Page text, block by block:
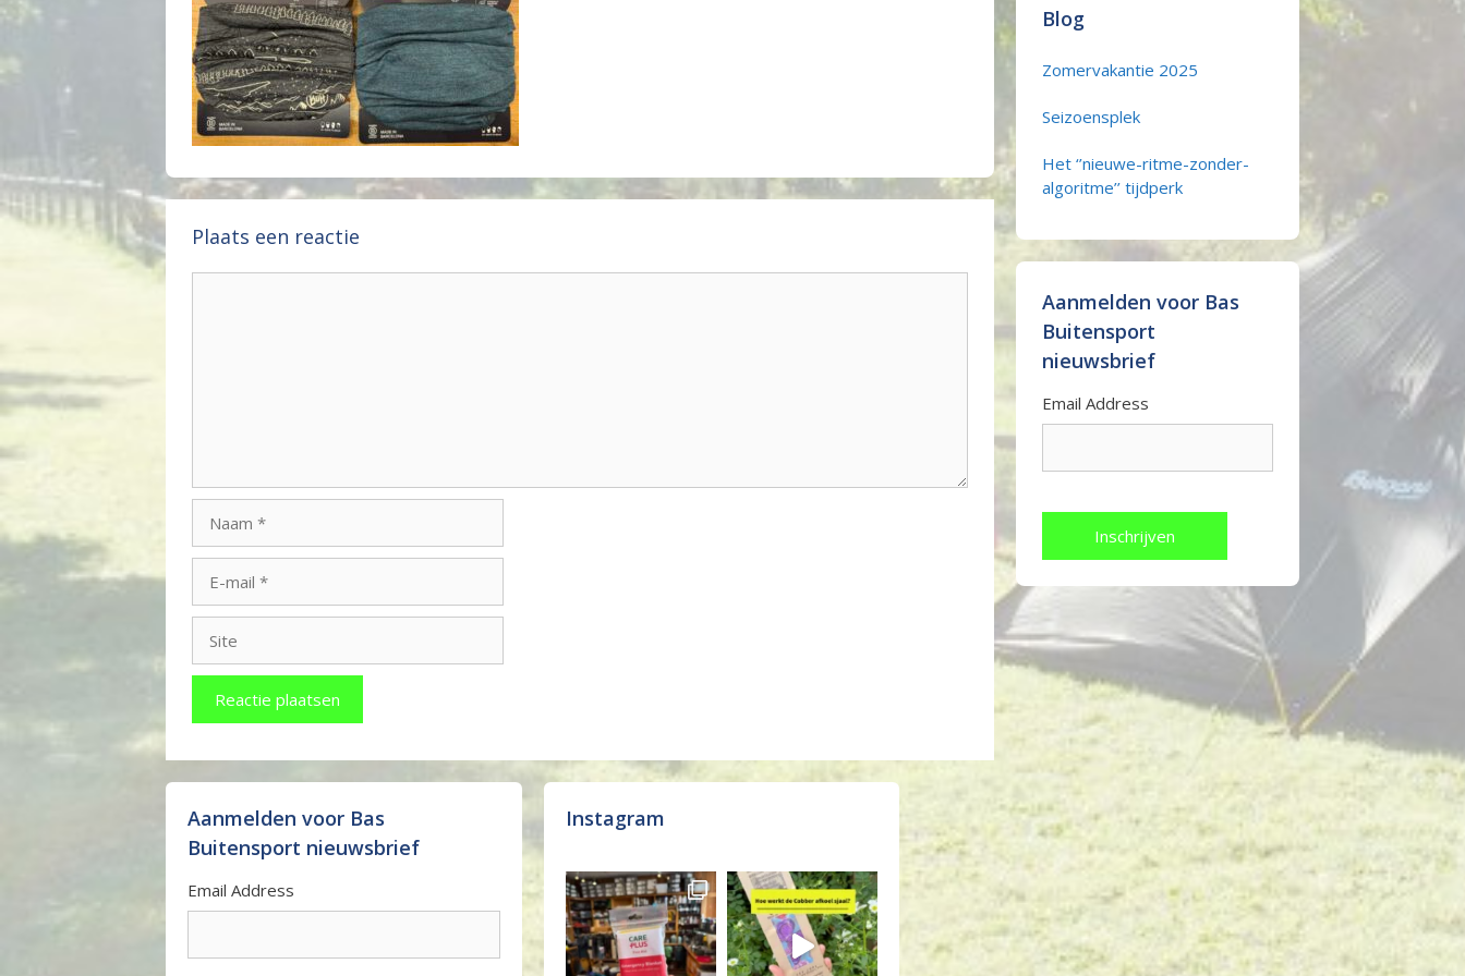
Plaats een reactie
mail
Blog
Zomervakantie 2025
Seizoensplek
Het ‘’nieuwe-ritme-zonder-
algoritme’’ tijdperk
Aanmelden voor Bas
Buitensport
nieuwsbrief
Email Address
Aanmelden voor Bas
Buitensport nieuwsbrief
Email Address
Instagram